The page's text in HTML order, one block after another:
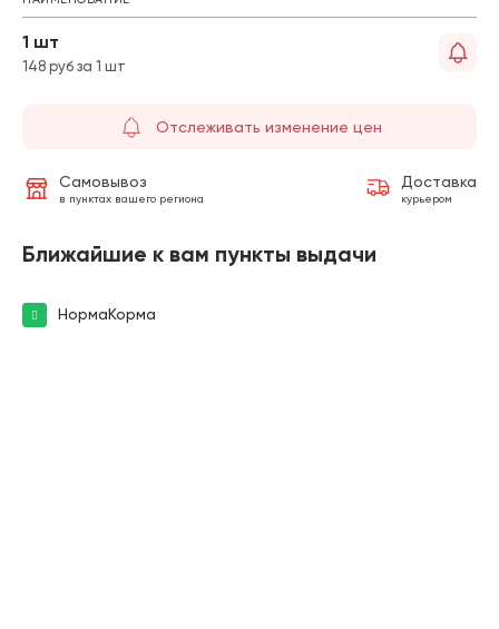
1 шт
148 руб за 1 шт
Отслеживать изменение цен
Самовывоз
в пунктах вашего региона
Доставка
курьером
Ближайшие к вам пункты выдачи
НормаКорма